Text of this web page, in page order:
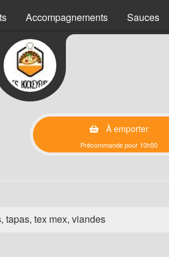
Accompagnements Sauces
À emporter
Précommande pour 10h50
tapas, tex mex, viandes